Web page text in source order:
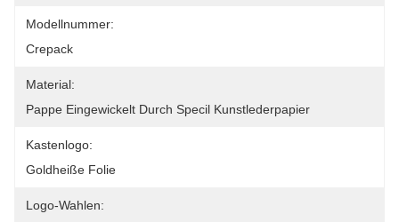
Modellnummer:
Crepack
Material:
Pappe Eingewickelt Durch Specil Kunstlederpapier
Kastenlogo:
Goldheiße Folie
Logo-Wahlen: